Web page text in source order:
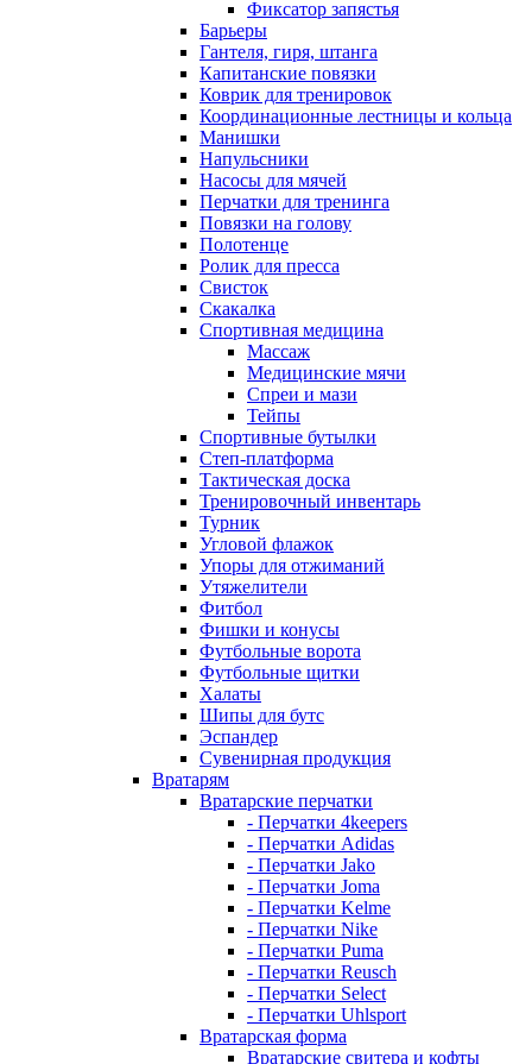
Фиксатор запястья
Барьеры
Гантеля, гиря, штанга
Капитанские повязки
Коврик для тренировок
Координационные лестницы и кольца
Манишки
Напульсники
Насосы для мячей
Перчатки для тренинга
Повязки на голову
Полотенце
Ролик для пресса
Свисток
Скакалка
Спортивная медицина
Массаж
Медицинские мячи
Спреи и мази
Тейпы
Спортивные бутылки
Степ-платформа
Тактическая доска
Тренировочный инвентарь
Турник
Угловой флажок
Упоры для отжиманий
Утяжелители
Фитбол
Фишки и конусы
Футбольные ворота
Футбольные щитки
Халаты
Шипы для бутс
Эспандер
Сувенирная продукция
Вратарям
Вратарские перчатки
- Перчатки 4keepers
- Перчатки Adidas
- Перчатки Jako
- Перчатки Joma
- Перчатки Kelme
- Перчатки Nike
- Перчатки Puma
- Перчатки Reusch
- Перчатки Select
- Перчатки Uhlsport
Вратарская форма
Вратарские свитера и кофты